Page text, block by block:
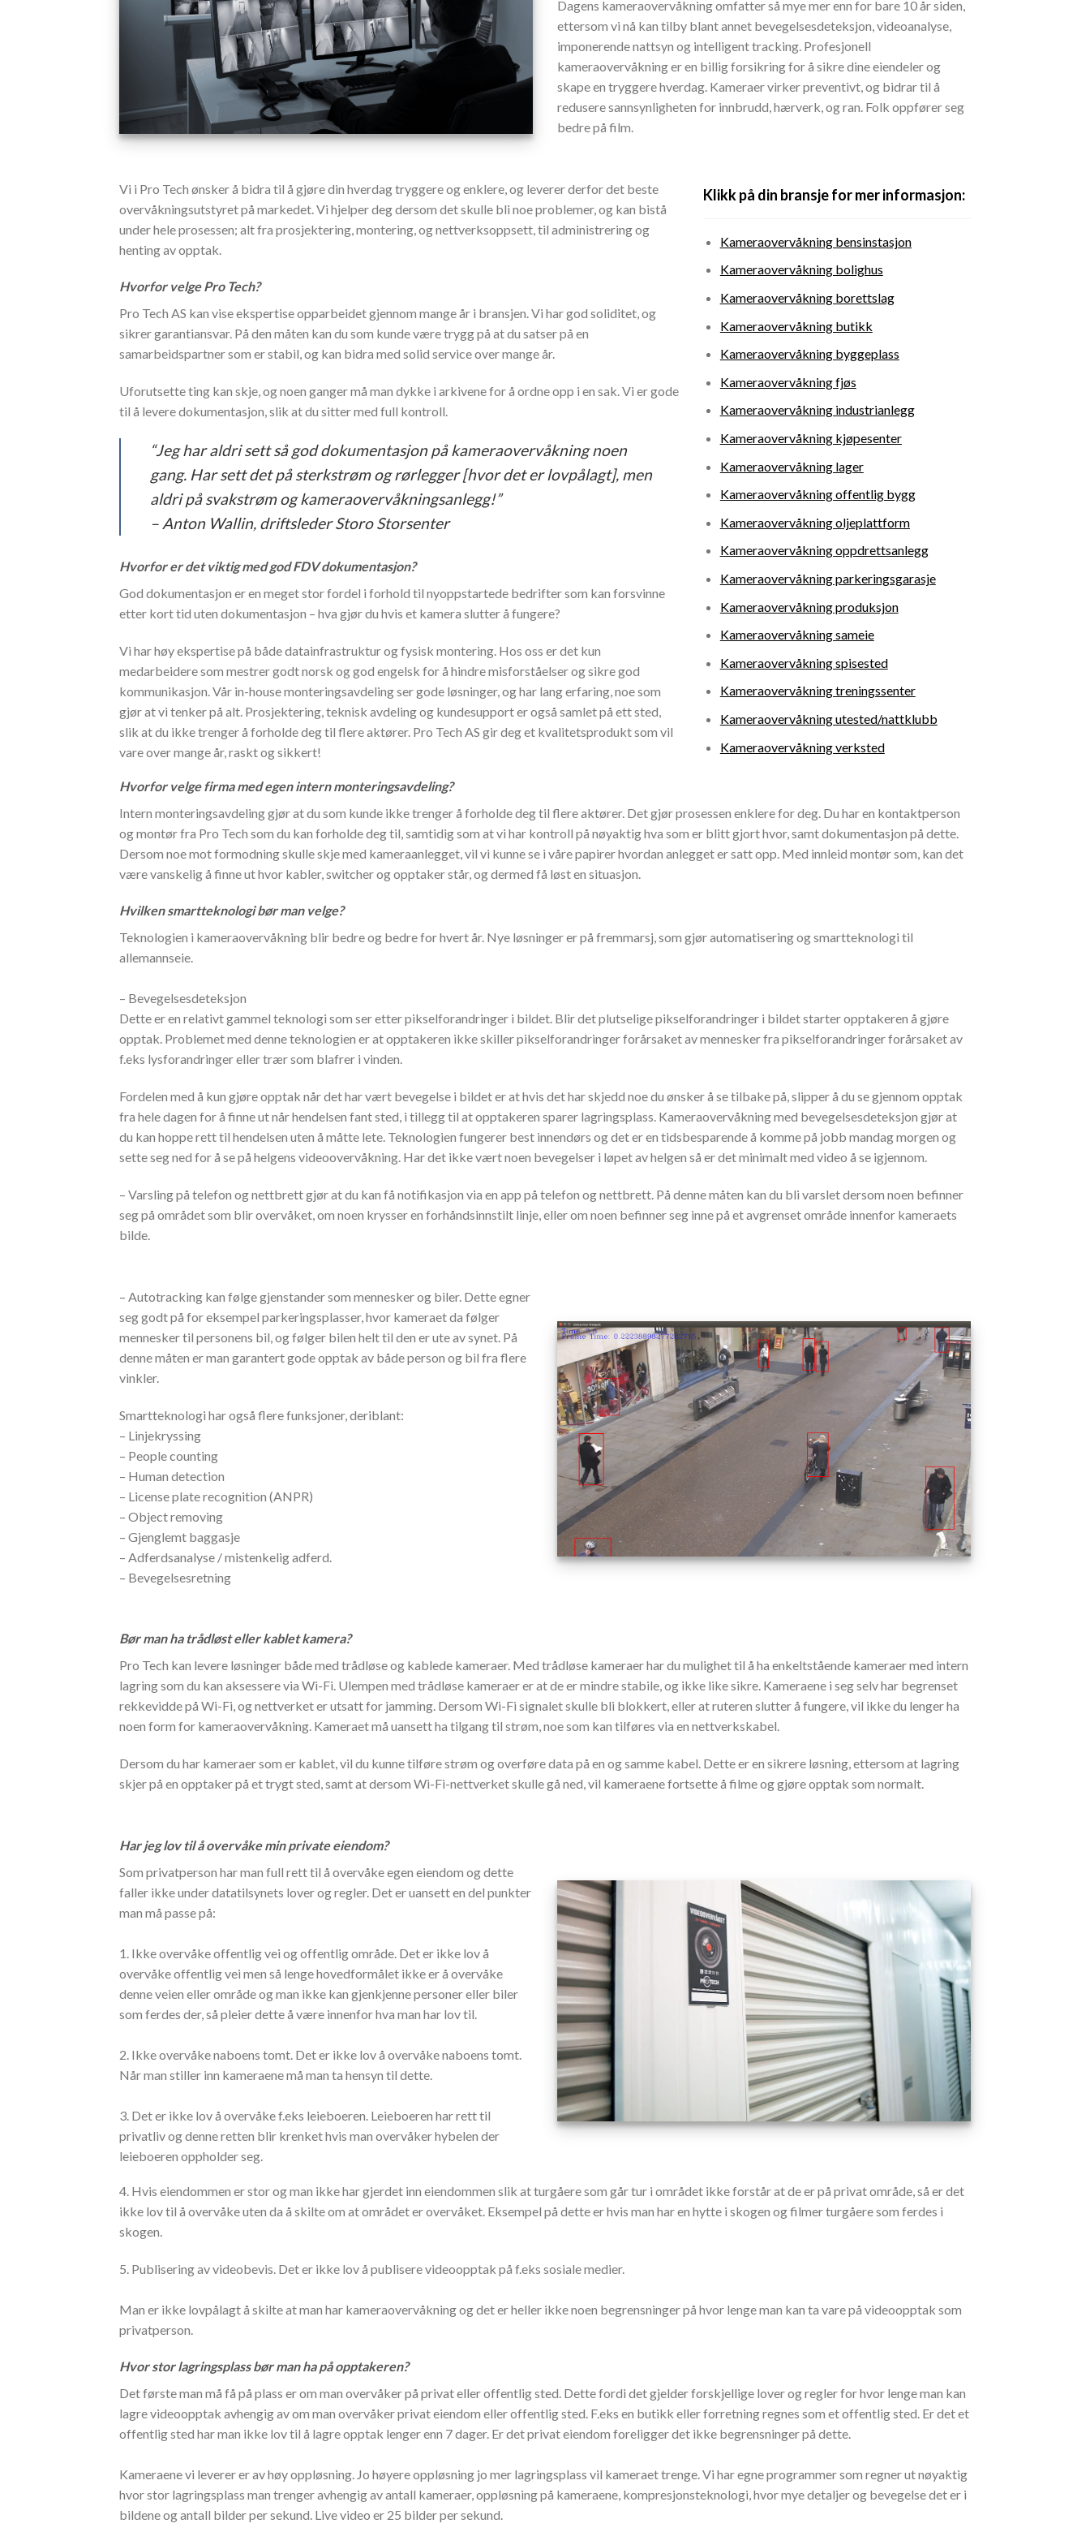
Dagens kameraovervåkning omfatter så mye mer enn for bare 10 år siden,
ettersom vi nå kan tilby blant annet bevegelsesdeteksjon, videoanalyse,
imponerende nattsyn og intelligent tracking. Profesjonell
kameraovervåkning er en billig forsikring for å sikre dine eiendeler og
skape en tryggere hverdag. Kameraer virker preventivt, og bidrar til å
redusere sannsynligheten for innbrudd, hærverk, og ran. Folk oppfører seg
bedre på film.
Vi i Pro Tech ønsker å bidra til å gjøre din hverdag tryggere og enklere, og leverer derfor det beste
overvåkningsutstyret på markedet. Vi hjelper deg dersom det skulle bli noe problemer, og kan bistå
under hele prosessen; alt fra prosjektering, montering, og nettverksoppsett, til administrering og
henting av opptak.
Hvorfor velge Pro Tech?
Pro Tech AS kan vise ekspertise opparbeidet gjennom mange år i bransjen. Vi har god soliditet, og
sikrer garantiansvar. På den måten kan du som kunde være trygg på at du satser på en
samarbeidspartner som er stabil, og kan bidra med solid service over mange år.
Uforutsette ting kan skje, og noen ganger må man dykke i arkivene for å ordne opp i en sak. Vi er gode
til å levere dokumentasjon, slik at du sitter med full kontroll.
“Jeg har aldri sett så god dokumentasjon på kameraovervåkning noen
gang. Har sett det på sterkstrøm og rørlegger [hvor det er lovpålagt], men
aldri på svakstrøm og kameraovervåkningsanlegg!”
– Anton Wallin, driftsleder Storo Storsenter
Hvorfor er det viktig med god FDV dokumentasjon?
God dokumentasjon er en meget stor fordel i forhold til nyoppstartede bedrifter som kan forsvinne
etter kort tid uten dokumentasjon – hva gjør du hvis et kamera slutter å fungere?
Vi har høy ekspertise på både datainfrastruktur og fysisk montering. Hos oss er det kun
medarbeidere som mestrer godt norsk og god engelsk for å hindre misforståelser og sikre god
kommunikasjon. Vår in-house monteringsavdeling ser gode løsninger, og har lang erfaring, noe som
gjør at vi tenker på alt. Prosjektering, teknisk avdeling og kundesupport er også samlet på ett sted,
slik at du ikke trenger å forholde deg til flere aktører. Pro Tech AS gir deg et kvalitetsprodukt som vil
vare over mange år, raskt og sikkert!
Klikk på din bransje for mer informasjon:
Kameraovervåkning bensinstasjon
Kameraovervåkning bolighus
Kameraovervåkning borettslag
Kameraovervåkning butikk
Kameraovervåkning byggeplass
Kameraovervåkning fjøs
Kameraovervåkning industrianlegg
Kameraovervåkning kjøpesenter
Kameraovervåkning lager
Kameraovervåkning offentlig bygg
Kameraovervåkning oljeplattform
Kameraovervåkning oppdrettsanlegg
Kameraovervåkning parkeringsgarasje
Kameraovervåkning produksjon
Kameraovervåkning sameie
Kameraovervåkning spisested
Kameraovervåkning treningssenter
Kameraovervåkning utested/nattklubb
Kameraovervåkning verksted
Hvorfor velge firma med egen intern monteringsavdeling?
Intern monteringsavdeling gjør at du som kunde ikke trenger å forholde deg til flere aktører. Det gjør prosessen enklere for deg. Du har en kontaktperson
og montør fra Pro Tech som du kan forholde deg til, samtidig som at vi har kontroll på nøyaktig hva som er blitt gjort hvor, samt dokumentasjon på dette.
Dersom noe mot formodning skulle skje med kameraanlegget, vil vi kunne se i våre papirer hvordan anlegget er satt opp. Med innleid montør som, kan det
være vanskelig å finne ut hvor kabler, switcher og opptaker står, og dermed få løst en situasjon.
Hvilken smartteknologi bør man velge?
Teknologien i kameraovervåkning blir bedre og bedre for hvert år. Nye løsninger er på fremmarsj, som gjør automatisering og smartteknologi til
allemannseie.
– Bevegelsesdeteksjon
Dette er en relativt gammel teknologi som ser etter pikselforandringer i bildet. Blir det plutselige pikselforandringer i bildet starter opptakeren å gjøre
opptak. Problemet med denne teknologien er at opptakeren ikke skiller pikselforandringer forårsaket av mennesker fra pikselforandringer forårsaket av
f.eks lysforandringer eller trær som blafrer i vinden.
Fordelen med å kun gjøre opptak når det har vært bevegelse i bildet er at hvis det har skjedd noe du ønsker å se tilbake på, slipper å du se gjennom opptak
fra hele dagen for å finne ut når hendelsen fant sted, i tillegg til at opptakeren sparer lagringsplass. Kameraovervåkning med bevegelsesdeteksjon gjør at
du kan hoppe rett til hendelsen uten å måtte lete. Teknologien fungerer best innendørs og det er en tidsbesparende å komme på jobb mandag morgen og
sette seg ned for å se på helgens videoovervåkning. Har det ikke vært noen bevegelser i løpet av helgen så er det minimalt med video å se igjennom.
– Varsling på telefon og nettbrett gjør at du kan få notifikasjon via en app på telefon og nettbrett. På denne måten kan du bli varslet dersom noen befinner
seg på området som blir overvåket, om noen krysser en forhåndsinnstilt linje, eller om noen befinner seg inne på et avgrenset område innenfor kameraets
bilde.
– Autotracking kan følge gjenstander som mennesker og biler. Dette egner
seg godt på for eksempel parkeringsplasser, hvor kameraet da følger
mennesker til personens bil, og følger bilen helt til den er ute av synet. På
denne måten er man garantert gode opptak av både person og bil fra flere
vinkler.
Smartteknologi har også flere funksjoner, deriblant:
– Linjekryssing
– People counting
– Human detection
– License plate recognition (ANPR)
– Object removing
– Gjenglemt baggasje
– Adferdsanalyse / mistenkelig adferd.
– Bevegelsesretning
Bør man ha trådløst eller kablet kamera?
Pro Tech kan levere løsninger både med trådløse og kablede kameraer. Med trådløse kameraer har du mulighet til å ha enkeltstående kameraer med intern
lagring som du kan aksessere via Wi-Fi. Ulempen med trådløse kameraer er at de er mindre stabile, og ikke like sikre. Kameraene i seg selv har begrenset
rekkevidde på Wi-Fi, og nettverket er utsatt for jamming. Dersom Wi-Fi signalet skulle bli blokkert, eller at ruteren slutter å fungere, vil ikke du lenger ha
noen form for kameraovervåkning. Kameraet må uansett ha tilgang til strøm, noe som kan tilføres via en nettverkskabel.
Dersom du har kameraer som er kablet, vil du kunne tilføre strøm og overføre data på en og samme kabel. Dette er en sikrere løsning, ettersom at lagring
skjer på en opptaker på et trygt sted, samt at dersom Wi-Fi-nettverket skulle gå ned, vil kameraene fortsette å filme og gjøre opptak som normalt.
Har jeg lov til å overvåke min private eiendom?
Som privatperson har man full rett til å overvåke egen eiendom og dette
faller ikke under datatilsynets lover og regler. Det er uansett en del punkter
man må passe på:
1. Ikke overvåke offentlig vei og offentlig område. Det er ikke lov å
overvåke offentlig vei men så lenge hovedformålet ikke er å overvåke
denne veien eller område og man ikke kan gjenkjenne personer eller biler
som ferdes der, så pleier dette å være innenfor hva man har lov til.
2. Ikke overvåke naboens tomt. Det er ikke lov å overvåke naboens tomt.
Når man stiller inn kameraene må man ta hensyn til dette.
3. Det er ikke lov å overvåke f.eks leieboeren. Leieboeren har rett til
privatliv og denne retten blir krenket hvis man overvåker hybelen der
leieboeren oppholder seg.
4. Hvis eiendommen er stor og man ikke har gjerdet inn eiendommen slik at turgåere som går tur i området ikke forstår at de er på privat område, så er det
ikke lov til å overvåke uten da å skilte om at området er overvåket. Eksempel på dette er hvis man har en hytte i skogen og filmer turgåere som ferdes i
skogen.
5. Publisering av videobevis. Det er ikke lov å publisere videoopptak på f.eks sosiale medier.
Man er ikke lovpålagt å skilte at man har kameraovervåkning og det er heller ikke noen begrensninger på hvor lenge man kan ta vare på videoopptak som
privatperson.
Hvor stor lagringsplass bør man ha på opptakeren?
Det første man må få på plass er om man overvåker på privat eller offentlig sted. Dette fordi det gjelder forskjellige lover og regler for hvor lenge man kan
lagre videoopptak avhengig av om man overvåker privat eiendom eller offentlig sted. F.eks en butikk eller forretning regnes som et offentlig sted. Er det et
offentlig sted har man ikke lov til å lagre opptak lenger enn 7 dager. Er det privat eiendom foreligger det ikke begrensninger på dette.
Kameraene vi leverer er av høy oppløsning. Jo høyere oppløsning jo mer lagringsplass vil kameraet trenge. Vi har egne programmer som regner ut nøyaktig
hvor stor lagringsplass man trenger avhengig av antall kameraer, oppløsning på kameraene, kompresjonsteknologi, hvor mye detaljer og bevegelse det er i
bildene og antall bilder per sekund. Live video er 25 bilder per sekund.